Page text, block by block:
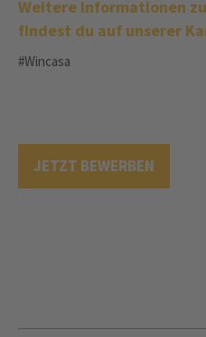
Weitere Informationen
findest du auf unserer
#Wincasa
JETZT BEWERBEN